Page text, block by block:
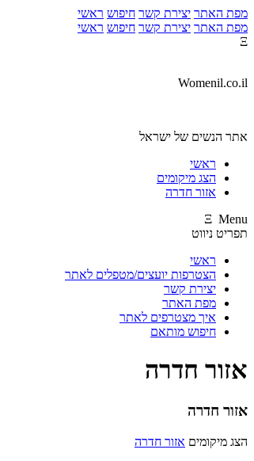
מפת האתר יצירת קשר חיפוש ראשי
מפת האתר יצירת קשר חיפוש ראשי
Ξ
Womenil.co.il
אתר הנשים של ישראל
ראשי
הצג מיקומים
אזור חדרה
Ξ Menu
תפריט ניווט
ראשי
הצטרפות יועצים/מטפלים לאתר
יצירת קשר
מפת האתר
איך מצטרפים לאתר
חיפוש מותאם
אזור חדרה
אזור חדרה
הצג מיקומים אזור חדרה